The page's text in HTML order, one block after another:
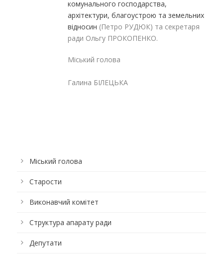
комунального господарства,
архітектури, благоустрою та земельних
відносин (Петро РУДЮК) та секретаря
ради Ольгу ПРОКОПЕНКО.
Міський голова
Галина БІЛЕЦЬКА
Міський голова
Старости
Виконавчий комітет
Структура апарату ради
Депутати